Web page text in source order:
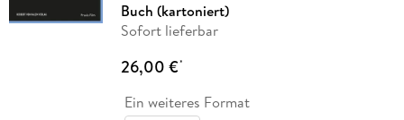
Buch (kartoniert)
Sofort lieferbar
26,00 €*
Ein weiteres Format